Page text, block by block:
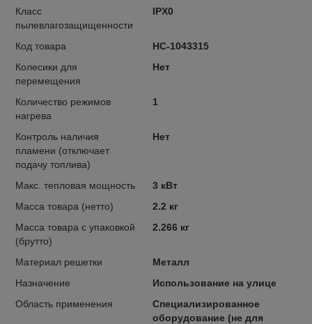
Класс
пылевлагозащищенности
IPX0
Код товара
НС-1043315
Колесики для
перемещения
Нет
Количество режимов
нагрева
1
Контроль наличия
пламени (отключает
подачу топлива)
Нет
Макс. тепловая мощность
3 кВт
Масса товара (нетто)
2.2 кг
Масса товара с упаковкой
(брутто)
2.266 кг
Материал решетки
Металл
Назначение
Использование на улице
Область применения
Специализированное
оборудование (не для